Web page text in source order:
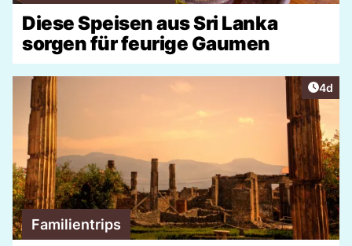
Diese Speisen aus Sri Lanka
sorgen für feurige Gaumen
4d
Familientrips